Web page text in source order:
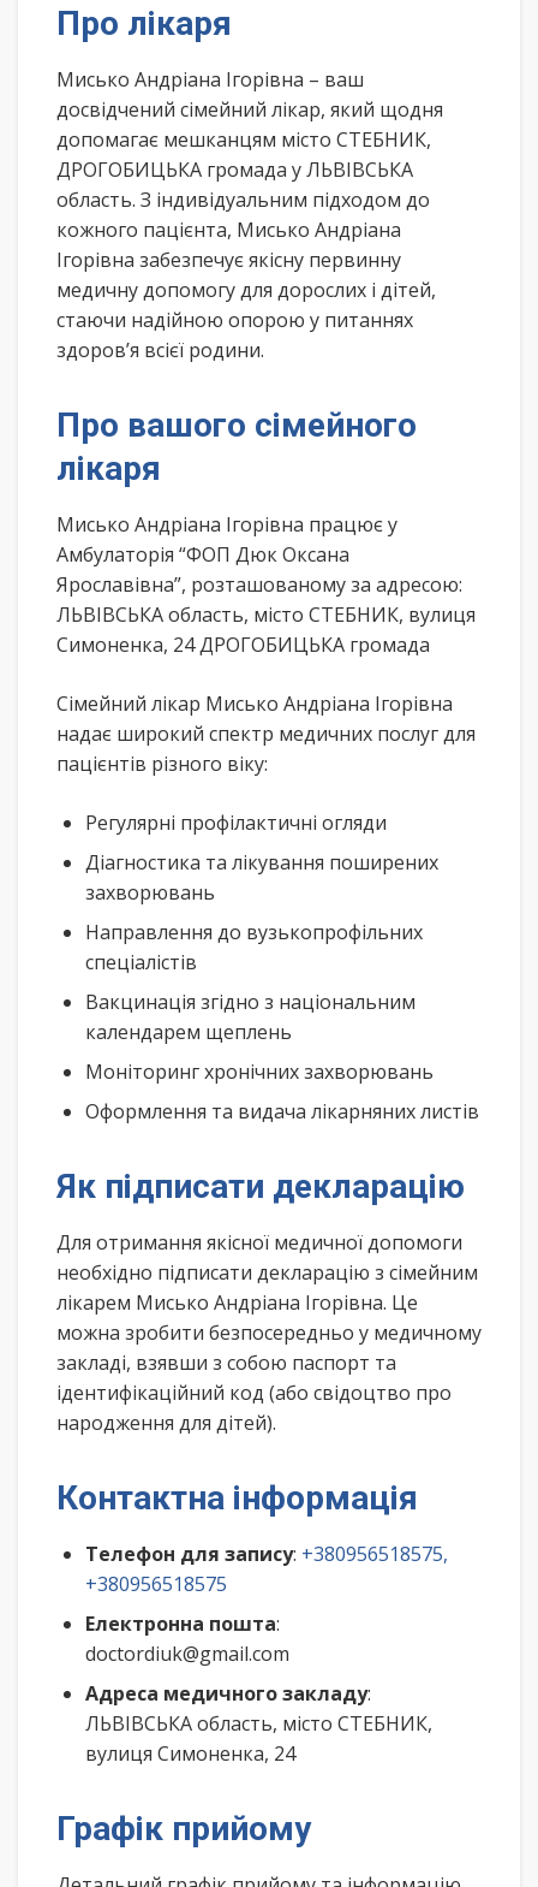
Про лікаря
Мисько Андріана Ігорівна – ваш
досвідчений сімейний лікар, який щодня
допомагає мешканцям місто СТЕБНИК,
ДРОГОБИЦЬКА громада у ЛЬВІВСЬКА
область. З індивідуальним підходом до
кожного пацієнта, Мисько Андріана
Ігорівна забезпечує якісну первинну
медичну допомогу для дорослих і дітей,
стаючи надійною опорою у питаннях
здоров’я всієї родини.
Про вашого сімейного
лікаря
Мисько Андріана Ігорівна працює у
Амбулаторія “ФОП Дюк Оксана
Ярославівна”, розташованому за адресою:
ЛЬВІВСЬКА область, місто СТЕБНИК, вулиця
Симоненка, 24 ДРОГОБИЦЬКА громада
Сімейний лікар Мисько Андріана Ігорівна
надає широкий спектр медичних послуг для
пацієнтів різного віку:
Регулярні профілактичні огляди
Діагностика та лікування поширених
захворювань
Направлення до вузькопрофільних
спеціалістів
Вакцинація згідно з національним
календарем щеплень
Моніторинг хронічних захворювань
Оформлення та видача лікарняних листів
Як підписати декларацію
Для отримання якісної медичної допомоги
необхідно підписати декларацію з сімейним
лікарем Мисько Андріана Ігорівна. Це
можна зробити безпосередньо у медичному
закладі, взявши з собою паспорт та
ідентифікаційний код (або свідоцтво про
народження для дітей).
Контактна інформація
Телефон для запису: +380956518575,
+380956518575
Електронна пошта:
doctordiuk@gmail.com
Адреса медичного закладу:
ЛЬВІВСЬКА область, місто СТЕБНИК,
вулиця Симоненка, 24
Графік прийому